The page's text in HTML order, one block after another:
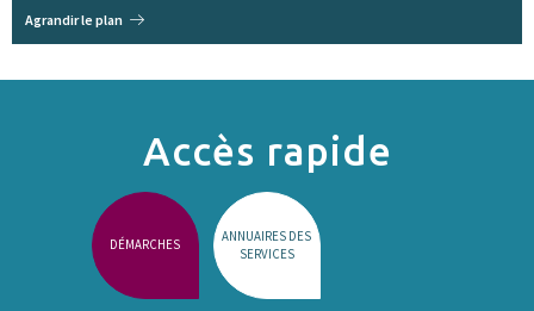
Agrandir le plan
Accès rapide
DÉMARCHES
ANNUAIRES DES
SERVICES